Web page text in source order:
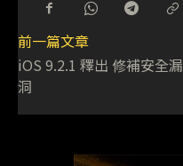
前一篇文章
iOS 9.2.1 釋出 修補安全漏
洞